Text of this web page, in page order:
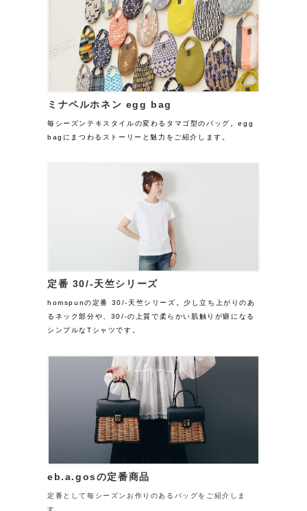
ミナペルホネン egg bag
毎シーズンテキスタイルの変わるタマゴ型のバッグ。egg
bagにまつわるストーリーと魅力をご紹介します。
定番 30/-天竺シリーズ
homspunの定番 30/-天竺シリーズ。少し立ち上がりのあ
るネック部分や、30/-の上質で柔らかい肌触りが癖になる
シンプルなTシャツです。
eb.a.gosの定番商品
定番として毎シーズンお作りのあるバッグをご紹介しま
す。